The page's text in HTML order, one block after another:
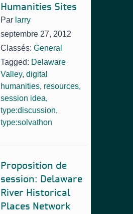
Humanities Sites
Par larry
septembre 27, 2012
Classés: General
Tagged: Delaware
Valley, digital
humanities, resources,
session idea,
type:discussion,
type:solvathon
Proposition de
session: Delaware
River Historical
Places Network